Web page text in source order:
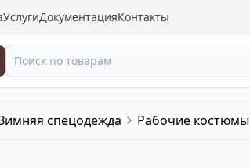
УслугиДокументацияКонтакты
спецодежда Рабoчие кoстюмы